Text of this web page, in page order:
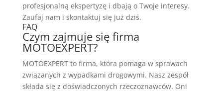
profesjonalną ekspertyzę i dbają o Twoje interesy.
Zaufaj nam i skontaktuj się już dziś.
FAQ
Czym zajmuje się firma
MOTOEXPERT?
MOTOEXPERT to firma, która pomaga w sprawach
związanych z wypadkami drogowymi. Nasz zespół
składa się z doświadczonych rzeczoznawców. Oni